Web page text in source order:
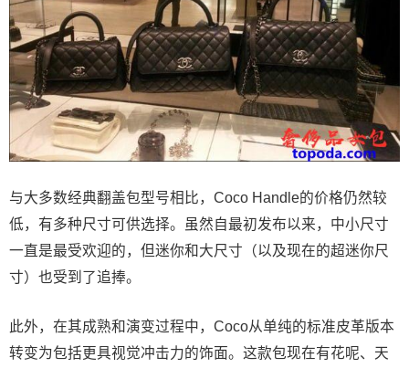
与大多数经典翻盖包型号相比，Coco Handle的价格仍然较
低，有多种尺寸可供选择。虽然自最初发布以来，中小尺寸
一直是最受欢迎的，但迷你和大尺寸（以及现在的超迷你尺
寸）也受到了追捧。
此外，在其成熟和演变过程中，Coco从单纯的标准皮革版本
转变为包括更具视觉冲击力的饰面。这款包现在有花呢、天